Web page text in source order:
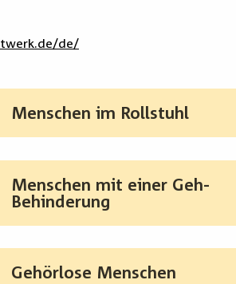
de/
Menschen im Rollstuhl
Menschen mit einer Geh-
Behinderung
Gehörlose Menschen